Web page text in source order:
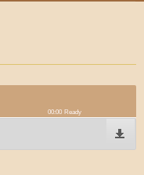
00:00 Ready